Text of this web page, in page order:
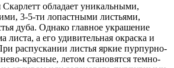
Скарлетт обладает уникальными,
3-5-ти лопастными листьями,
дуба. Однако главное украшение
листа, а его удивительная окраска и
распускании листья яркие пурпурно-
красные, летом становятся темно-